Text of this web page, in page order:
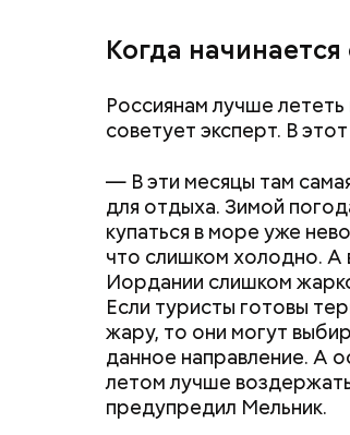
Когда начинается
Россиянам лучше
советует эксперт. В
— В эти месяцы там
для отдыха. Зимой
купаться в море уже
что слишком холодно. А
Иордании слишком
Если туристы готовы
жару, то они могут
данное направление. А
летом лучше
предупредил Мельник.
— Кабачки нужно
специальной терке),
Дальше нужно добавить
бросить хаотично
черри или грунтовые, —
Хотела
падении из